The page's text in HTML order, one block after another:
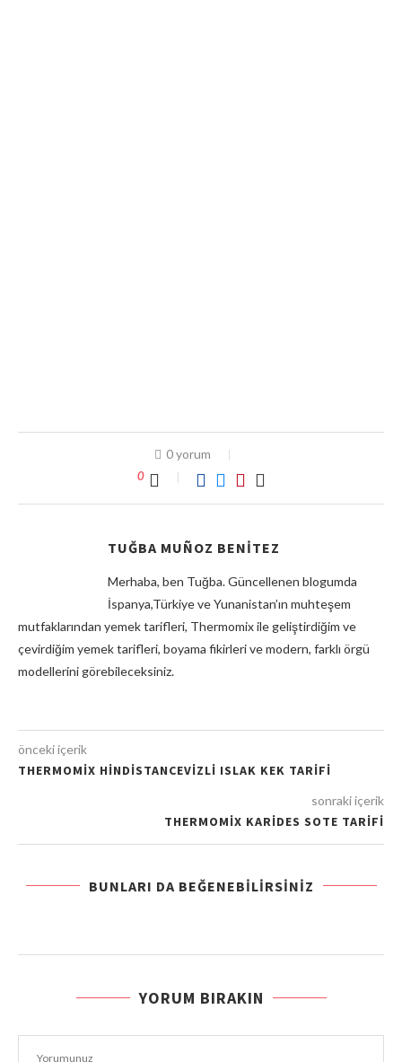
0 yorum
0
TUĞBA MUÑOZ BENITEZ
Merhaba, ben Tuğba. Güncellenen blogumda
İspanya,Türkiye ve Yunanistan’ın muhteşem
mutfaklarından yemek tarifleri, Thermomix ile geliştirdiğim ve
çevirdiğim yemek tarifleri, boyama fikirleri ve modern, farklı örgü
modellerini görebileceksiniz.
önceki içerik
THERMOMIX HINDISTANCEVIZLI ISLAK KEK TARIFI
sonraki içerik
THERMOMIX KARIDES SOTE TARIFI
BUNLARI DA BEĞENEBILIRSINIZ
YORUM BIRAKIN